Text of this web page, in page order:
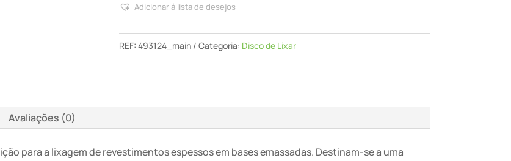
De
Stf
Adicionar á lista de desejos
REF: 493124_main Categoria: Disco de Lixar
Avaliações (0)
para a lixagem de revestimentos espessos em bases emassadas. Destinam-se a uma